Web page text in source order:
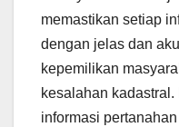
memastikan setiap
dengan jelas dan
kepemilikan
kesalahan
informasi